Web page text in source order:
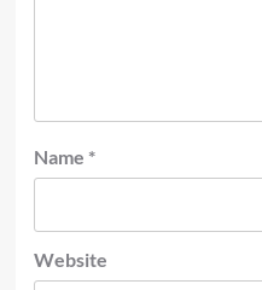
Name *
Website